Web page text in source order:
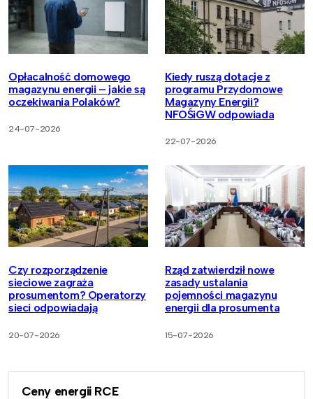
Opłacalność domowego
magazynu energii – jakie są
oczekiwania Polaków?
24-07-2026
Kiedy ruszą dotacje z
programu Przydomowe
Magazyny Energii?
NFOŚiGW odpowiada
22-07-2026
Czy rozporządzenie
sieciowe zagraża
prosumentom? Operatorzy
sieci odpowiadają
20-07-2026
Rząd zatwierdził nowe
zasady ustalania
pojemności magazynu
energii dla prosumenta
15-07-2026
Ceny energii RCE